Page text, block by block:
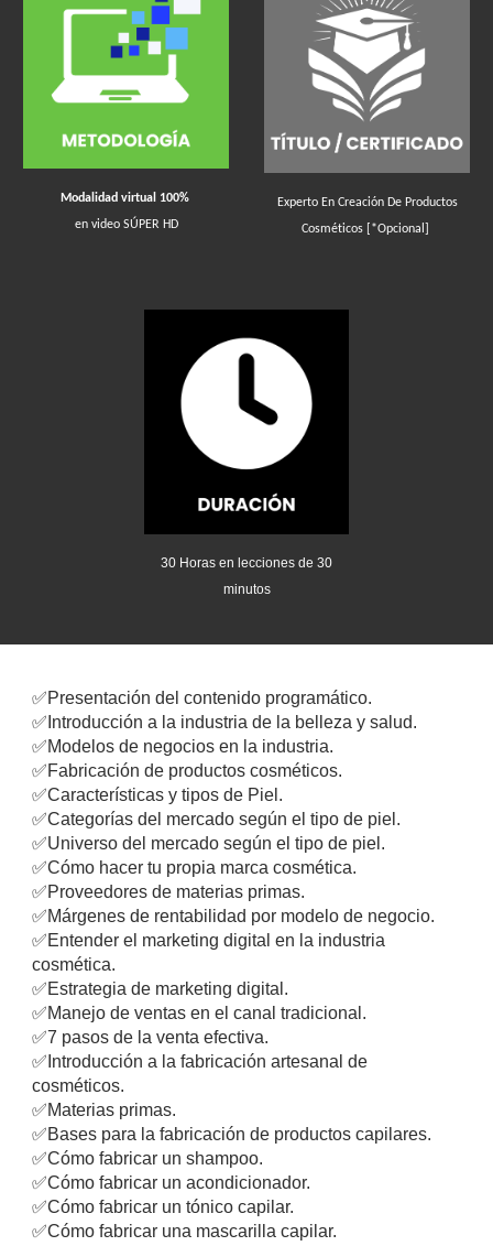
Modalidad virtual 100%
en video SÚPER HD
Experto En Creación De Productos
Cosméticos
[*Opcional]
30 Horas en lecciones de 30
minutos
✅Presentación del contenido programático.
✅ Introducción a la industria de la belleza y salud.
✅Modelos de negocios en la industria.
✅Fabricación de productos cosméticos.
✅Características y tipos de Piel.
✅Categorías del mercado según el tipo de piel.
✅Universo del mercado según el tipo de piel.
✅Cómo hacer tu propia marca cosmética.
✅Proveedores de materias primas.
✅Márgenes de rentabilidad por modelo de negocio.
✅Entender el marketing digital en la industria
cosmética.
✅Estrategia de marketing digital.
✅Manejo de ventas en el canal tradicional.
✅7 pasos de la venta efectiva.
✅ Introducción a la fabricación artesanal de
cosméticos.
✅Materias primas.
✅Bases para la fabricación de productos capilares.
✅Cómo fabricar un shampoo.
✅Cómo fabricar un acondicionador.
✅Cómo fabricar un tónico capilar.
✅Cómo fabricar una mascarilla capilar.